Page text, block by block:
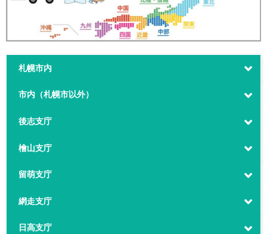
札幌市内
市内（札幌市以外）
後志支庁
檜山支庁
留萌支庁
網走支庁
日高支庁